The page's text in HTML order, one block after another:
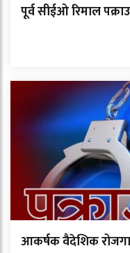
पूर्व सीईओ रिमाल पक्राउ
आकर्षक वैदेशिक